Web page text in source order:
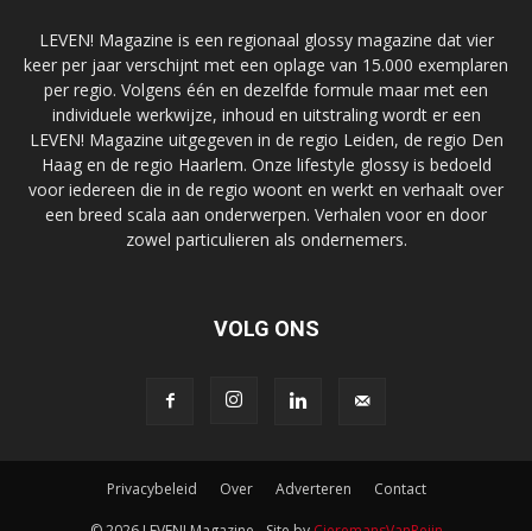
LEVEN! Magazine is een regionaal glossy magazine dat vier
keer per jaar verschijnt met een oplage van 15.000 exemplaren
per regio. Volgens één en dezelfde formule maar met een
individuele werkwijze, inhoud en uitstraling wordt er een
LEVEN! Magazine uitgegeven in de regio Leiden, de regio Den
Haag en de regio Haarlem. Onze lifestyle glossy is bedoeld
voor iedereen die in de regio woont en werkt en verhaalt over
een breed scala aan onderwerpen. Verhalen voor en door
zowel particulieren als ondernemers.
VOLG ONS
Privacybeleid Over Adverteren Contact